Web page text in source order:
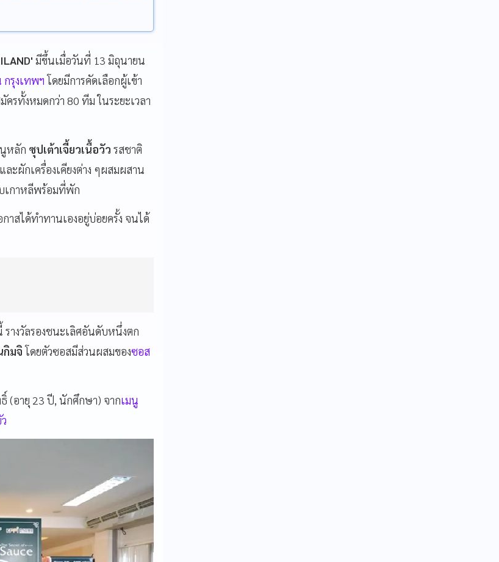
มีขึ้นเมื่อวันที่ 13 มิถุนายน
กรุงเทพฯโดยมีการคัดเลือกผู้เข้า
รทั้งหมดกว่า 80 ทีม ในระยะเวลา
หลัก ซุปเต้าเจี้ยวเนื้อวัว รสชาติ
ละผักเครื่องเคียงต่าง ๆผสมผสาน
เกาหลีพร้อมที่พัก
าสได้ทำทานเองอยู่บ่อยครั้ง จนได้
รางวัลรองชนะเลิศอันดับหนึ่งตก
กิมจิโดยตัวซอสมีส่วนผสมของซอส
(อายุ 23 ปี, นักศึกษา) จากเมนู